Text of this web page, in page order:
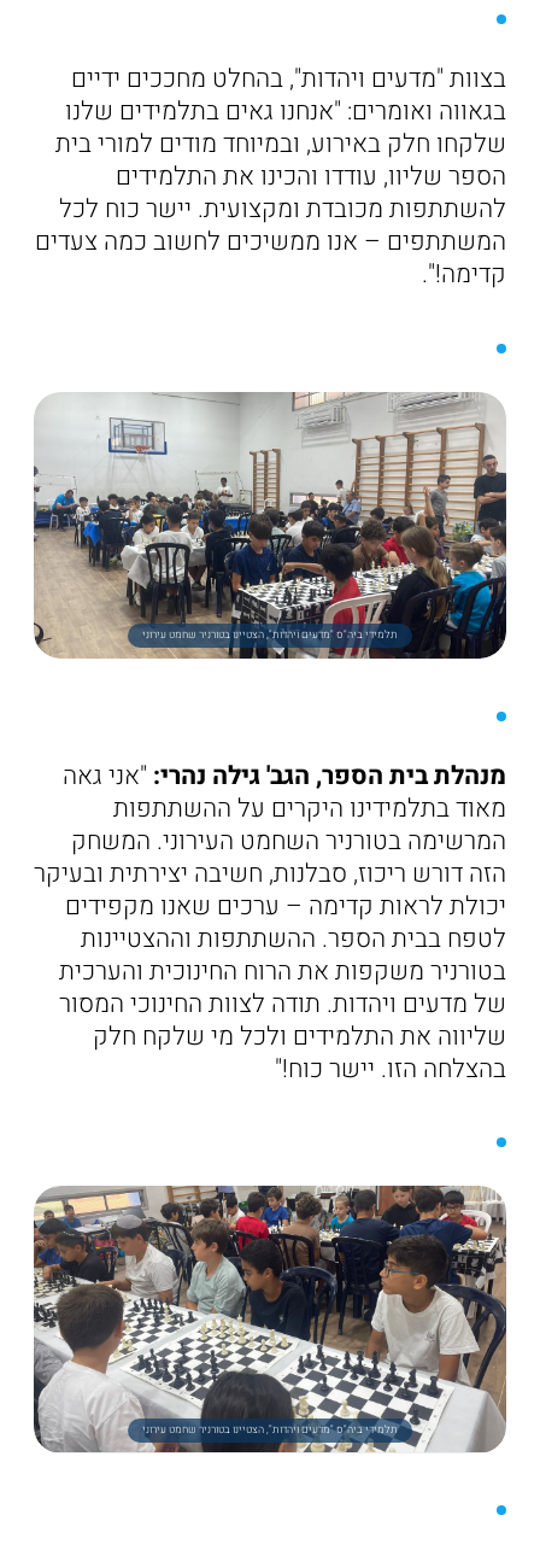
בצוות "מדעים ויהדות", בהחלט מחככים ידיים
בגאווה ואומרים: "אנחנו גאים בתלמידים שלנו
שלקחו חלק באירוע, ובמיוחד מודים למורי בית
הספר שליוו, עודדו והכינו את התלמידים
להשתתפות מכובדת ומקצועית. יישר כוח לכל
המשתתפים – אנו ממשיכים לחשוב כמה צעדים
קדימה!".
תלמידי ביה"ס "מדעים ויהדות", הצטיינו בטורניר שחמט עירוני
מנהלת בית הספר, הגב' גילה נהרי: "אני גאה
מאוד בתלמידינו היקרים על ההשתתפות
המרשימה בטורניר השחמט העירוני. המשחק
הזה דורש ריכוז, סבלנות, חשיבה יצירתית ובעיקר
יכולת לראות קדימה – ערכים שאנו מקפידים
לטפח בבית הספר. ההשתתפות וההצטיינות
בטורניר משקפות את הרוח החינוכית והערכית
של מדעים ויהדות. תודה לצוות החינוכי המסור
שליווה את התלמידים ולכל מי שלקח חלק
בהצלחה הזו. יישר כוח!"
תלמידי ביה"ס "מדעים ויהדות", הצטיינו בטורניר שחמט עירוני